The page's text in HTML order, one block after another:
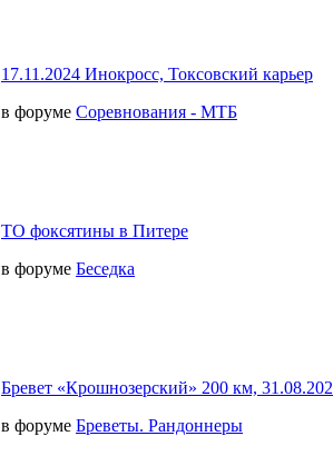
17.11.2024 Инокросс, Токсовский карьер
в форуме Соревнования - МТБ
ТО фоксятины в Питере
в форуме Беседка
Бревет «Крошнозерский» 200 км,
в форуме Бреветы. Рандоннеры